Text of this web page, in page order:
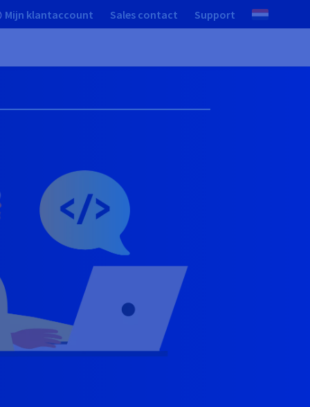
Mijn klantaccount Sales contact Support